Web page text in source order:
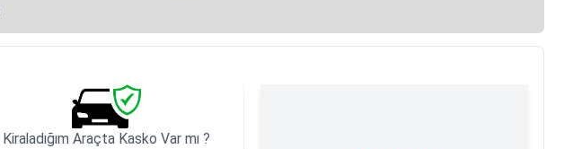
Kiraladığım Araçta Kasko Var mı ?